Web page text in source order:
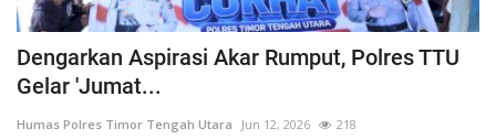
Dengarkan Aspirasi Akar Rumput, Polres TTU
Gelar 'Jumat...
Humas Polres Timor Tengah Utara Jun 12, 2026 218